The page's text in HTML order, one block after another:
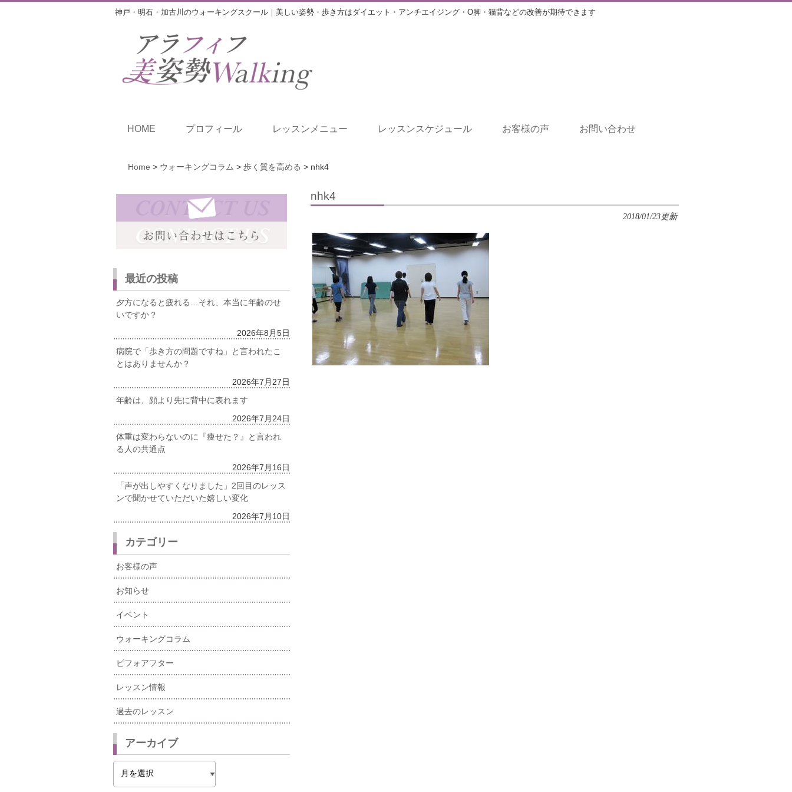
神戸・明石・加古川のウォーキングスクール｜美しい姿勢・歩き方はダイエット・アンチエイジング・O脚・猫背などの改善が期待できます
HOME プロフィール レッスンメニュー レッスンスケジュール お客様の声 お問い合わせ
Home > ウォーキングコラム > 歩く質を高める > nhk4
nhk4
2018/01/23更新
最近の投稿
夕方になると疲れる…それ、本当に年齢のせ
いですか？
2026年8月5日
病院で「歩き方の問題ですね」と言われたこ
とはありませんか？
2026年7月27日
年齢は、顔より先に背中に表れます
2026年7月24日
体重は変わらないのに『痩せた？』と言われ
る人の共通点
2026年7月16日
「声が出しやすくなりました」2回目のレッス
ンで聞かせていただいた嬉しい変化
2026年7月10日
カテゴリー
お客様の声
お知らせ
イベント
ウォーキングコラム
ビフォアフター
レッスン情報
過去のレッスン
アーカイブ